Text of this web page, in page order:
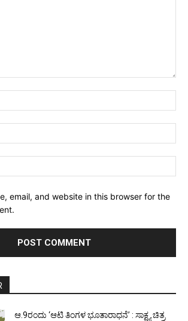
email, and website in this browser for the
ಆ.9ರಂದು ‘ಆಟಿ ತಿಂಗಳ ಭೂತಾರಾಧನೆ’ : ಸಾಕ್ಷ್ಯ ಚಿತ್ರ